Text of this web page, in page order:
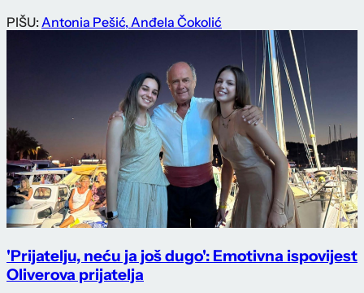
PIŠU: Antonia Pešić,Anđela Čokolić
'Prijatelju, neću ja još dugo': Emotivna ispovijest
Oliverova prijatelja